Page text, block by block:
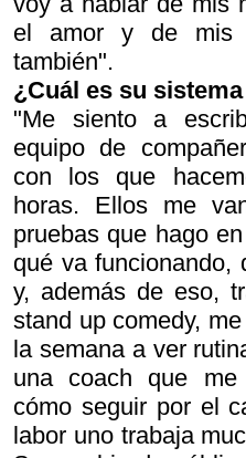
el amor y de mis
también".
¿Cuál es su
"Me siento a
equipo de
con los que
horas. Ellos me
pruebas que hago
qué va funcionando,
y, además de eso,
stand up comedy,
la semana a ver
una coach que me
cómo seguir por el
labor uno trabaja